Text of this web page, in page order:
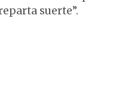
suerte”.